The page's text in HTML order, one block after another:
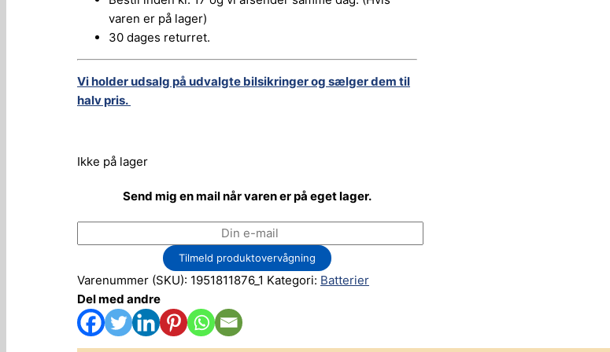
varen er på lager)
30 dages returret.
Vi holder udsalg på udvalgte bilsikringer og sælger dem til
halv pris.
Ikke på lager
Send mig en mail når varen er på eget lager.
Tilmeld produktovervågning
Varenummer (SKU): 1951811876_1 Kategori: Batterier
Del med andre